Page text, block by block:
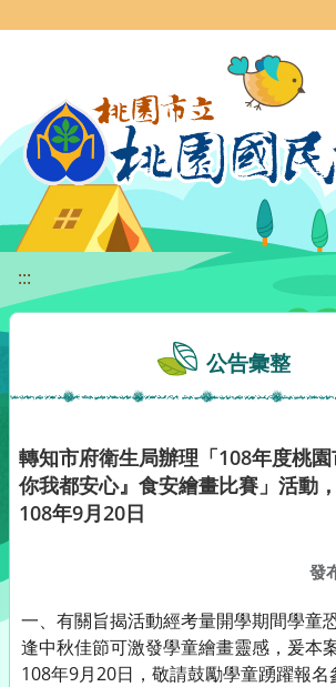
:::
公告彙整
轉知市府衛生局辦理「108年度桃園
你我都安心』食安繪畫比賽」活動
108年9月20日
發
一、有關旨揭活動經考量開學期間學童
逢中秋佳節可激發學童繪畫靈感，爰本
108年9月20日，敬請鼓勵學童踴躍報